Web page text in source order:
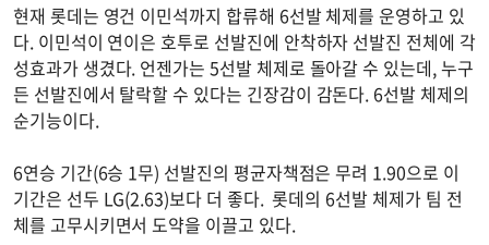
현재 롯데는 영건 이민석까지 합류해 6선발 체제를 운영하고 있
다. 이민석이 연이은 호투로 선발진에 안착하자 선발진 전체에 각
성효과가 생겼다. 언젠가는 5선발 체제로 돌아갈 수 있는데, 누구
든 선발진에서 탈락할 수 있다는 긴장감이 감돈다. 6선발 체제의
순기능이다.
6연승 기간(6승 1무) 선발진의 평균자책점은 무려 1.90으로 이
기간은 선두 LG(2.63)보다 더 좋다. 롯데의 6선발 체제가 팀 전
체를 고무시키면서 도약을 이끌고 있다.